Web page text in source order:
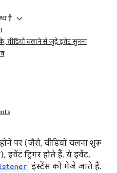
है
वीडियो चलाने से जुड़े इवेंट सुनना
पर (जैसे, वीडियो चलना शुरू
इवेंट ट्रिगर होते हैं. ये इवेंट,
इंस्टेंस को भेजे जाते हैं.